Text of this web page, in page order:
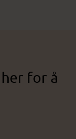
for å